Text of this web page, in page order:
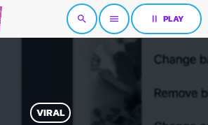
search menu pause PLAY
VIRAL